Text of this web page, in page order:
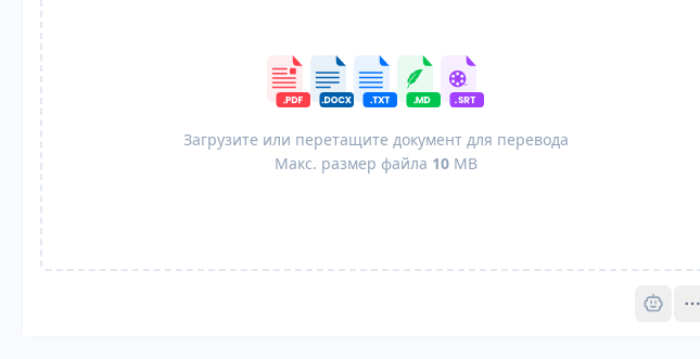
Загрузите или перетащите документ для перевода
Макс. размер файла 10MB